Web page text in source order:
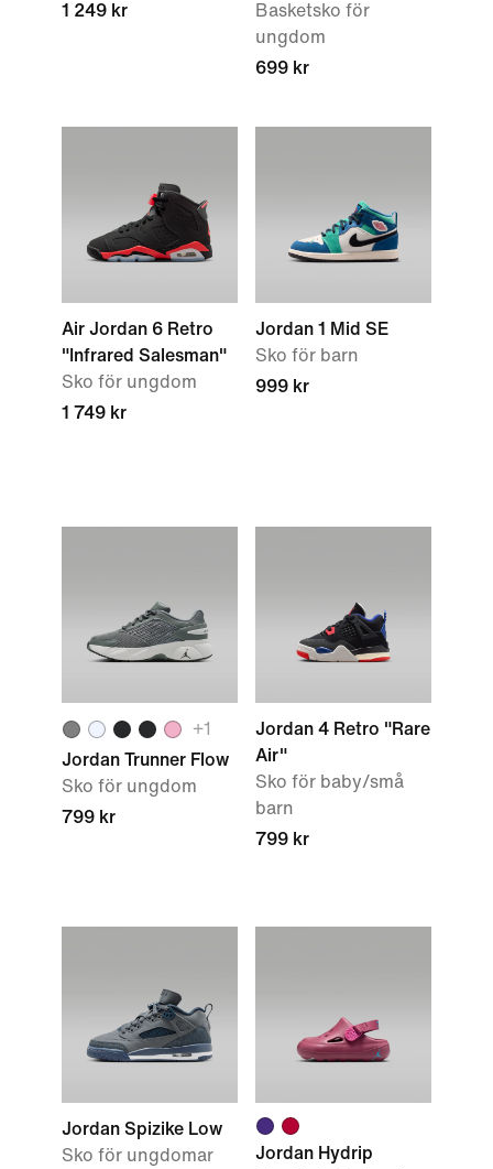
1 249 kr
Basketsko för
ungdom
699 kr
Air Jordan 6 Retro
"Infrared Salesman"
Sko för ungdom
1 749 kr
Jordan 1 Mid SE
Sko för barn
999 kr
+1
Jordan Trunner Flow
Sko för ungdom
799 kr
Jordan 4 Retro "Rare
Air"
Sko för baby/små
barn
799 kr
Jordan Spizike Low
Sko för ungdomar
Jordan Hydrip